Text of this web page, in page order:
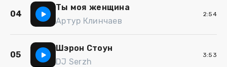
04
Ты моя женщина
Артур Клинчаев
2:54
05
Шэрон Стоун
DJ Serzh
3:53